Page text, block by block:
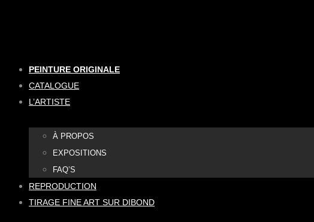
PEINTURE ORIGINALE
CATALOGUE
L’ARTISTE
À PROPOS
EXPOSITIONS
FAQ’S
REPRODUCTION
TIRAGE FINE ART SUR DIBOND